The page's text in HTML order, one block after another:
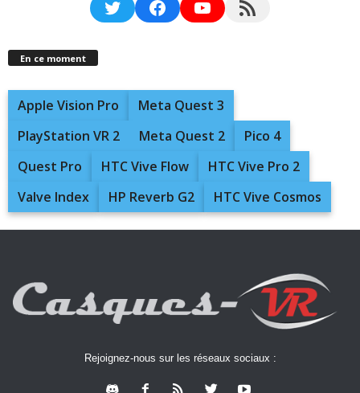
TwitterFacebookYouTubeRSS Feed
En ce moment
Apple Vision Pro
Meta Quest 3
PlayStation VR 2
Meta Quest 2
Pico 4
Quest Pro
HTC Vive Flow
HTC Vive Pro 2
Valve Index
HP Reverb G2 HTC Vive Cosmos
Rejoignez-nous sur les réseaux sociaux :